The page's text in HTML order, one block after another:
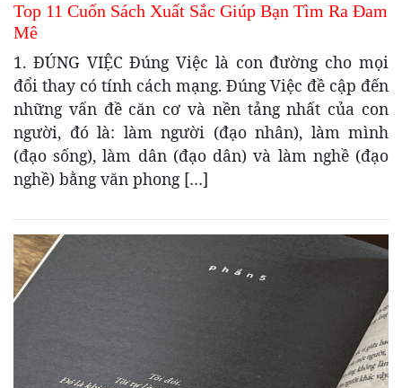
Top 11 Cuốn Sách Xuất Sắc Giúp Bạn Tìm Ra Đam
Mê
1. ĐÚNG VIỆC Đúng Việc là con đường cho mọi
đổi thay có tính cách mạng. Đúng Việc đề cập đến
những vấn đề căn cơ và nền tảng nhất của con
người, đó là: làm người (đạo nhân), làm mình
(đạo sống), làm dân (đạo dân) và làm nghề (đạo
nghề) bằng văn phong […]